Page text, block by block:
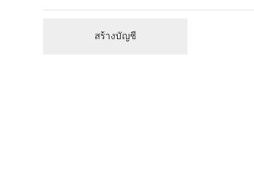
สร้างบัญชี